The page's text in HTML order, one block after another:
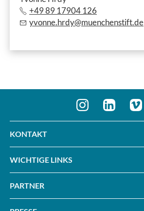
+49 89 17904 126
yvonne.hrdy@muenchenstift.de
KONTAKT
WICHTIGE LINKS
PARTNER